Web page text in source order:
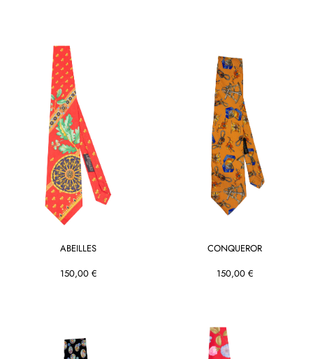
ABEILLES
150,00 €
CONQUEROR
150,00 €